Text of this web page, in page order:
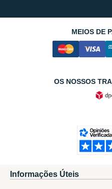
MEIOS DE
OS NOSSOS
Informações Úteis